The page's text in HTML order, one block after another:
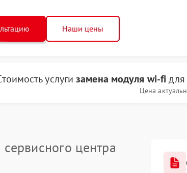
Наши цены
услугизамена модуля wi-fiдля
Цена
центра